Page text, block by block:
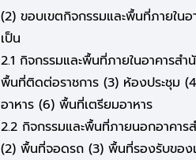
(2) ขอบเขตกิจกรรมและพื้นที่ภายใน
เป็น
2.1 กิจกรรมและพื้นที่ภายในอาคารส
พื้นที่ติดต่อราชการ (3) ห้องประชุม
อาหาร (6) พื้นที่เตรียมอาหาร
2.2 กิจกรรมและพื้นที่ภายนอกอาคา
(2) พื้นที่จอดรถ (3) พื้นที่รองรับของ